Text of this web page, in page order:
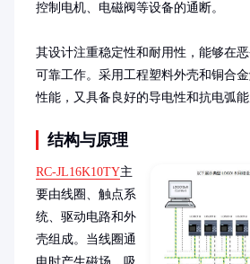
控制电机、电磁阀等设备的通断。
其设计注重稳定性和耐用性，能够在
可靠工作。采用工程塑料外壳和铜合
性能，又具备良好的导电性和抗电弧能
结构与原理
RC-JL16K10TY主
要由线圈、触点系
统、驱动电路和外
壳组成。当线圈通